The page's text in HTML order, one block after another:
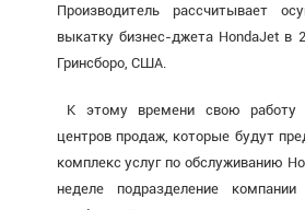
Производитель рассчитывает
выкатку бизнес-джета HondaJet в
Гринсборо, США.
К этому времени свою работу
центров продаж, которые будут
комплекс услуг по обслуживанию
неделе подразделение